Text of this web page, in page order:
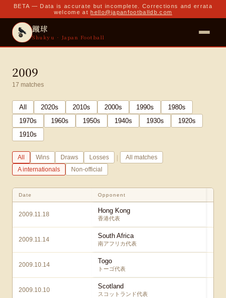
BETA — Data is accurate but incomplete. Corrections and errata
welcome at hello@japanfootballdb.com
蹴球
Shukyu · Japan Football
2009
17 matches
All 2020s 2010s 2000s 1990s 1980s
1970s 1960s 1950s 1940s 1930s 1920s
1910s
All Wins Draws Losses |
All matches
A internationals
Non-official
Date Opponent
2009.11.18 Hong Kong
香港代表
2009.11.14 South Africa
南アフリカ代表
2009.10.14 Togo
トーゴ代表
2009.10.10 Scotland
スコットランド代表